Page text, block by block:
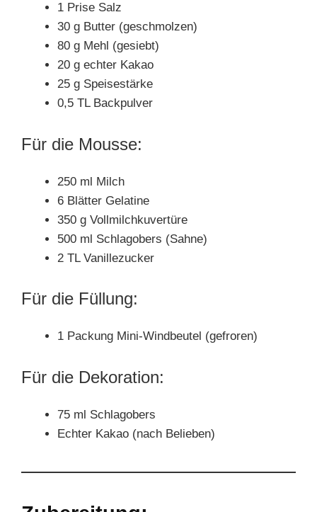
1 Prise Salz
30 g Butter (geschmolzen)
80 g Mehl (gesiebt)
20 g echter Kakao
25 g Speisestärke
0,5 TL Backpulver
Für die Mousse:
250 ml Milch
6 Blätter Gelatine
350 g Vollmilchkuvertüre
500 ml Schlagobers (Sahne)
2 TL Vanillezucker
Für die Füllung:
1 Packung Mini-Windbeutel (gefroren)
Für die Dekoration:
75 ml Schlagobers
Echter Kakao (nach Belieben)